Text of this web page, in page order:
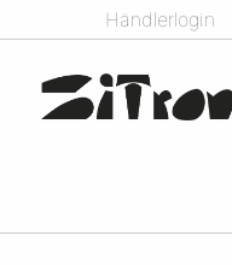
Händlerlogin